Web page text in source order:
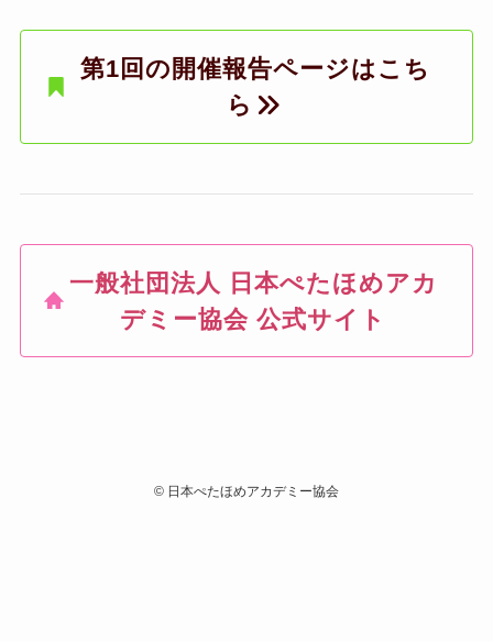
第1回の開催報告ページはこち
ら
一般社団法人 日本ぺたほめアカ
デミー協会 公式サイト
© 日本ぺたほめアカデミー協会